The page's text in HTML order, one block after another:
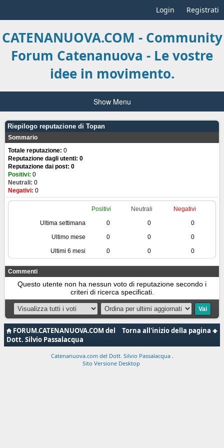
Login Registrati
CATENANUOVA.COM - Community
Forum Catenanuova - Le vostre
idee in movimento.
Show Menu
Riepilogo reputazione di Topan
Sommario
Totale reputazione: 0
Reputazione dagli utenti: 0
Reputazione dai post: 0
Positivi: 0
Neutrali: 0
Negativi: 0
Positivi Neutrali
Negativi
Ultima settimana
0 0
0
Ultimo mese
0 0
0
Ultimi 6 mesi
0 0 0
Commenti
Questo utente non ha nessun voto di reputazione secondo i
criteri di ricerca specificati.
Torna all'inizio della pagina
FORUM.CATENANUOVA.COM del
Dott. Silvio Passalacqua
Catenanuova.com del Dott. Silvio Passalacqua
Sito Versione Desktop